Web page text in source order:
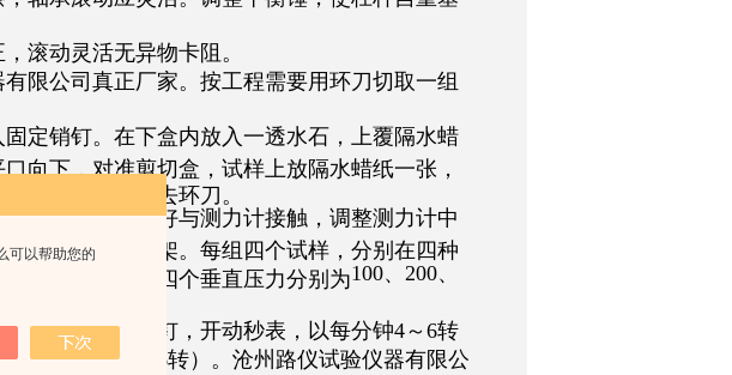
可以帮助您的
滚动灵活无异物卡阻。
限公司真正厂家。按工程需要用环刀切取一组
定销钉。在下盒内放入一透水石，上覆隔水蜡
向下，对准剪切盒，试样上放隔水蜡纸一张，
剪切盒内，移去环刀。
盒前端钢珠刚好与测力计接触，调整测力计中
板、钢珠压力框架。每组四个试样，分别在四种
在教学上，可取四个垂直压力分别为100、 200、
立即拔出固定销钉，开动秒表，以每分钟4～ 6转
可采用每分钟 6转）。沧州路仪试验仪器有限公